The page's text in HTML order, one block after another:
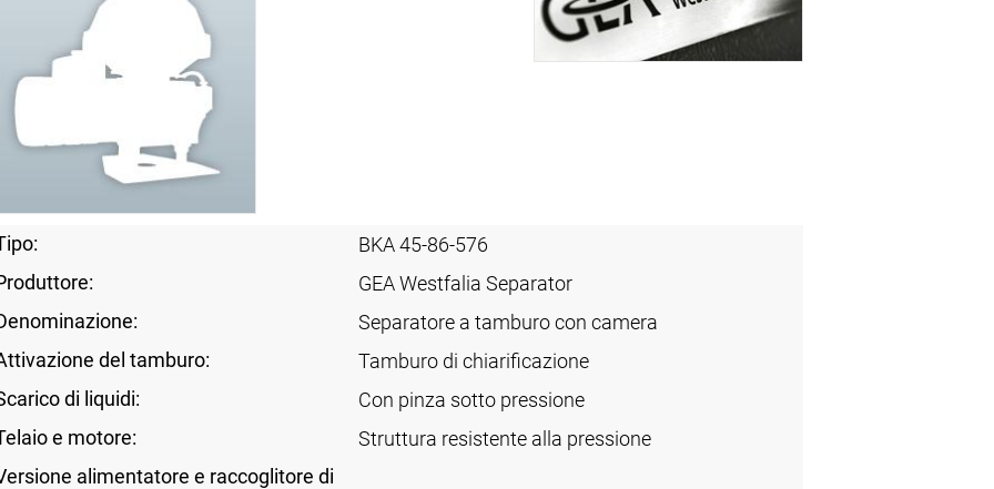
BKA 45-86-576
GEA Westfalia Separator
Separatore a tamburo con camera
del tamburo:
Tamburo di chiarificazione
di liquidi:
Con pinza sotto pressione
e motore:
Struttura resistente alla pressione
alimentatore e raccoglitore di